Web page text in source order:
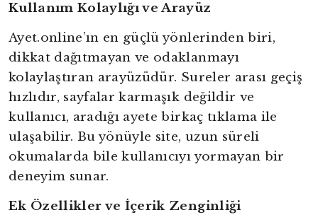
Kullanım Kolaylığı ve Arayüz
Ayet.online’ın en güçlü yönlerinden biri,
dikkat dağıtmayan ve odaklanmayı
kolaylaştıran arayüzüdür. Sureler arası geçiş
hızlıdır, sayfalar karmaşık değildir ve
kullanıcı, aradığı ayete birkaç tıklama ile
ulaşabilir. Bu yönüyle site, uzun süreli
okumalarda bile kullanıcıyı yormayan bir
deneyim sunar.
Ek Özellikler ve İçerik Zenginliği